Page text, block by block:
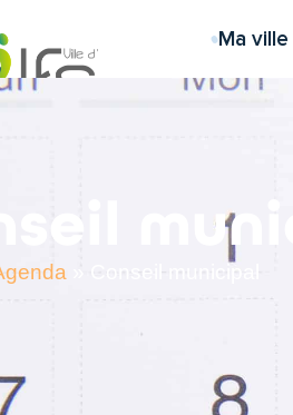
Ma ville
» Conseil municipal